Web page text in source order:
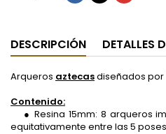
DESCRIPCIÓN DETALLES
Arqueros aztecasdiseñados por
Contenido:
● Resina 15mm: 8 arqueros
equitativamente entre las 5